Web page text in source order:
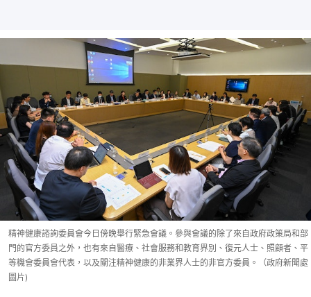
精神健康諮詢委員會今日傍晚舉行緊急會議。參與會議的除了來自政府政策局和部
門的官方委員之外，也有來自醫療、社會服務和教育界別、復元人士、照顧者、平
等機會委員會代表，以及關注精神健康的非業界人士的非官方委員。（政府新聞處
圖片)